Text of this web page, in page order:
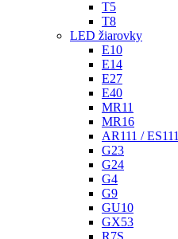
T5
T8
LED žiarovky
E10
E14
E27
E40
MR11
MR16
AR111 / ES111
G23
G24
G4
G9
GU10
GX53
R7S